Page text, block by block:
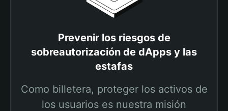
Prevenir los riesgos de
sobreautorización de dApps y las
estafas
Como billetera, proteger los activos de
los usuarios es nuestra misión